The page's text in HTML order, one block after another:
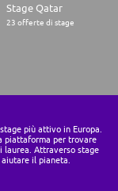
Stage Qatar
23 offerte di stage
più attivo in Europa.
piattaforma per trovare
laurea. Attraverso stage
il pianeta.